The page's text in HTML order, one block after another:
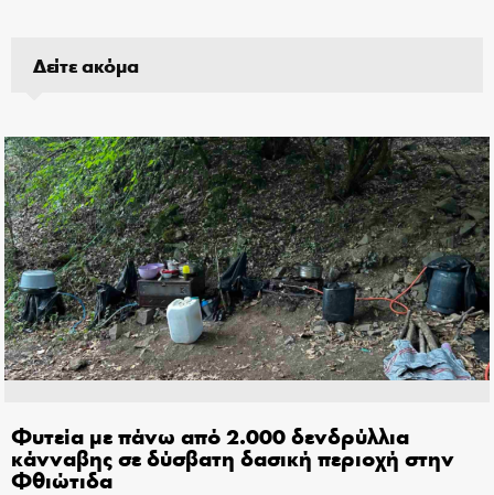
Δείτε ακόμα
Φυτεία με πάνω από 2.000 δενδρύλλια
κάνναβης σε δύσβατη δασική περιοχή στην
Φθιώτιδα